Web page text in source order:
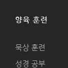
양육 훈련
묵상 훈련
성경 공부